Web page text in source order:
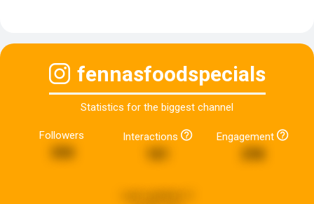
fennasfoodspecials
Statistics for the biggest channel
Followers Interactions Engagement